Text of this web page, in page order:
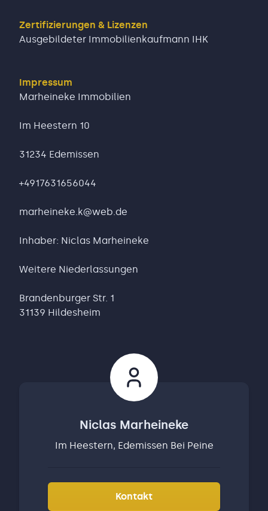
Zertifizierungen & Lizenzen
Ausgebildeter Immobilienkaufmann IHK
Impressum
Marheineke Immobilien
Im Heestern 10
31234 Edemissen
+4917631656044
marheineke.k@web.de
Inhaber: Niclas Marheineke
Weitere Niederlassungen
Brandenburger Str. 1
31139 Hildesheim
Niclas Marheineke
Im Heestern, Edemissen Bei Peine
Kontakt